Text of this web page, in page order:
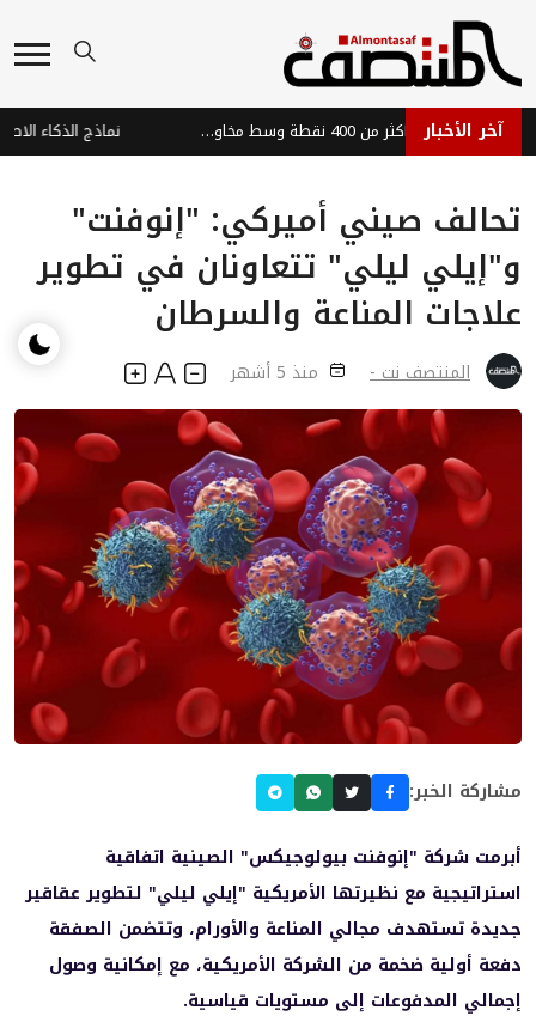
آخر الأخبار مؤشر داو جونز يهوي بأكثر من 400 نقطة وسط مخاوف المستثمرين
تحالف صيني أميركي: "إنوفنت"
و"إيلي ليلي" تتعاونان في تطوير
علاجات المناعة والسرطان
المنتصف نت - منذ 5 أشهر
مشاركة الخبر:
أبرمت شركة "إنوفنت بيولوجيكس" الصينية اتفاقية
استراتيجية مع نظيرتها الأمريكية "إيلي ليلي" لتطوير عقاقير
جديدة تستهدف مجالي المناعة والأورام، وتتضمن الصفقة
دفعة أولية ضخمة من الشركة الأمريكية، مع إمكانية وصول
إجمالي المدفوعات إلى مستويات قياسية.